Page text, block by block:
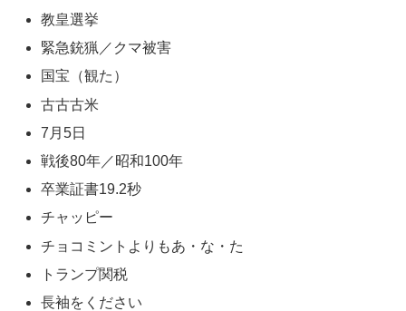
教皇選挙
緊急銃猟／クマ被害
国宝（観た）
古古古米
7月5日
戦後80年／昭和100年
卒業証書19.2秒
チャッピー
チョコミントよりもあ・な・た
トランプ関税
長袖をください